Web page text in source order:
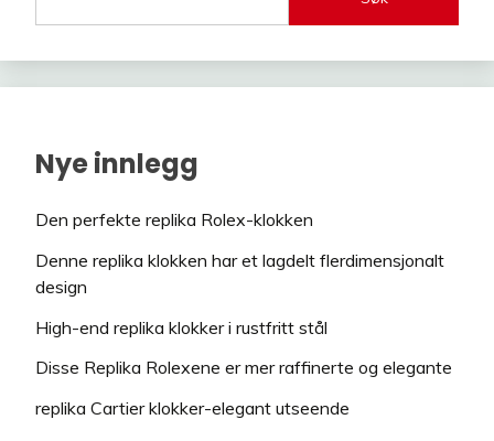
Nye innlegg
Den perfekte replika Rolex-klokken
Denne replika klokken har et lagdelt flerdimensjonalt
design
High-end replika klokker i rustfritt stål
Disse Replika Rolexene er mer raffinerte og elegante
replika Cartier klokker-elegant utseende